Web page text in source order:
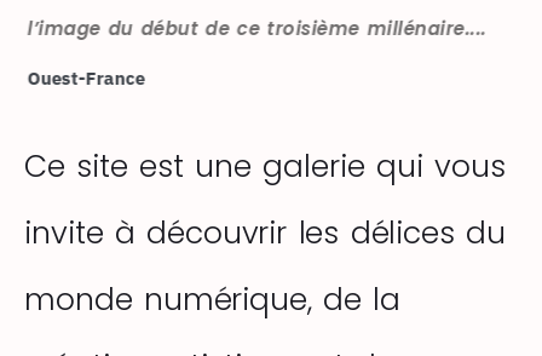
l’image du début de ce troisième millénaire....
Ouest-France
Ce site est une galerie qui vous
invite à découvrir les délices du
monde numérique, de la